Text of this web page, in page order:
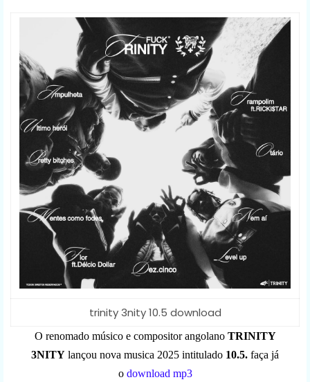
trinity 3nity 10.5 download
O renomado músico e compositor angolano TRINITY
3NITY lançou nova musica 2025 intitulado 10.5. faça já
o download mp3